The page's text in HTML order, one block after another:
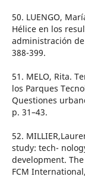
50. LUENGO,
Hélice en los
administración de
388-399.
51. MELO, Rita.
los Parques
Questiones
p. 31–43.
52.
study: tech-
development.
FCM